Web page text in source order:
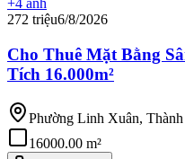
+4 ảnh
272 triệu6/8/2026
Cho Thuê Mặt Bằng
Tích 16.000m²
Phường Linh Xuân,
16000.00 m²